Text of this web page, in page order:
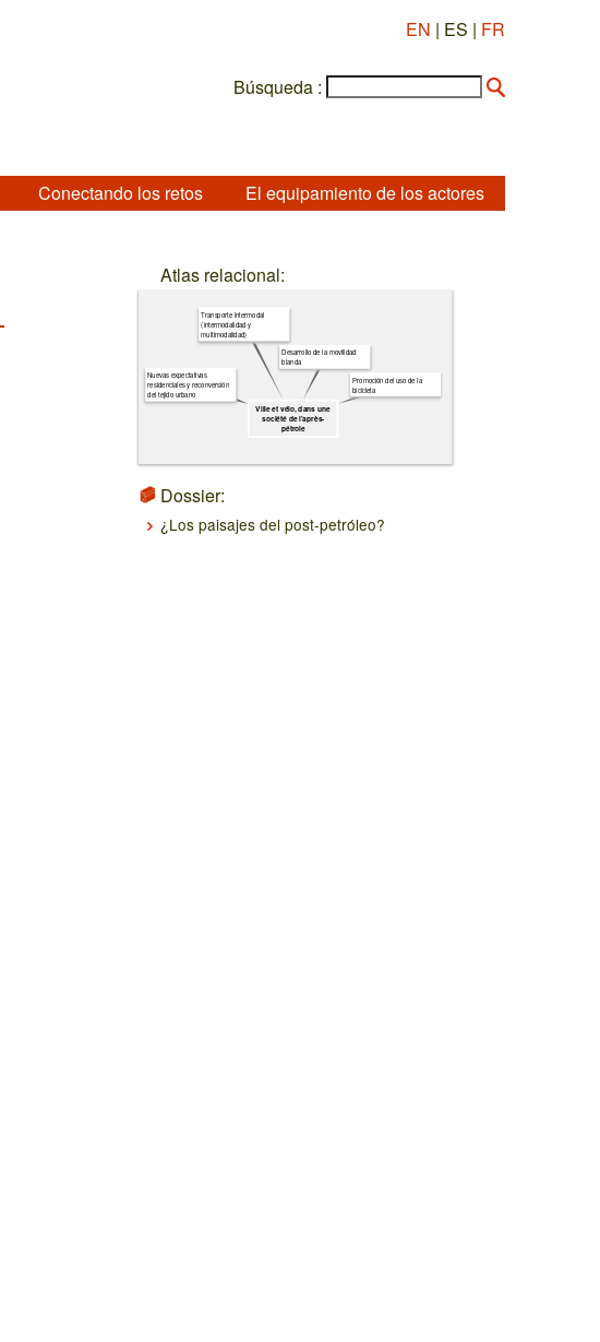
EN | ES | FR
Búsqueda :
Conectando los retos El equipamiento de los actores
Atlas relacional:
Ville et vélo, dans une
société de l’après-
pétrole
Promoción del uso de la
bicicleta
Desarrollo de la movilidad
blanda
Transporte intermodal
(intermodalidad y
multimodalidad)
Nuevas expectativas
residenciales y reconversión
del tejido urbano
Dossier:
¿Los paisajes del post-petróleo?